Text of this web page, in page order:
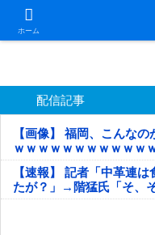
ホーム日本第一！ニュー
配信記事
【画像】 福岡、こんな
ｗｗｗｗｗｗｗｗｗｗｗ
ｗｗｗｗｗ
【速報】 記者「中革連
たが？」→階猛氏「そ、